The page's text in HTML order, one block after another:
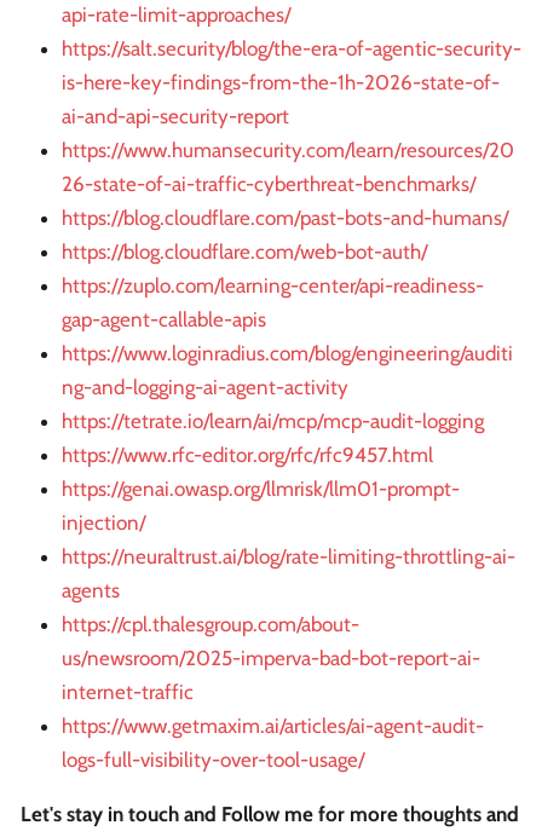
api-rate-limit-approaches/
https://salt.security/blog/the-era-of-agentic-security-
is-here-key-findings-from-the-1h-2026-state-of-
ai-and-api-security-report
https://www.humansecurity.com/learn/resources/20
26-state-of-ai-traffic-cyberthreat-benchmarks/
https://blog.cloudflare.com/past-bots-and-humans/
https://blog.cloudflare.com/web-bot-auth/
https://zuplo.com/learning-center/api-readiness-
gap-agent-callable-apis
https://www.loginradius.com/blog/engineering/auditi
ng-and-logging-ai-agent-activity
https://tetrate.io/learn/ai/mcp/mcp-audit-logging
https://www.rfc-editor.org/rfc/rfc9457.html
https://genai.owasp.org/llmrisk/llm01-prompt-
injection/
https://neuraltrust.ai/blog/rate-limiting-throttling-ai-
agents
https://cpl.thalesgroup.com/about-
us/newsroom/2025-imperva-bad-bot-report-ai-
internet-traffic
https://www.getmaxim.ai/articles/ai-agent-audit-
logs-full-visibility-over-tool-usage/
Let's stay in touch and Follow me for more thoughts and